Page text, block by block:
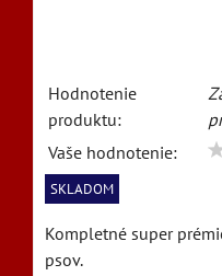
Hodnotenie
produktu:
Vaše hodnotenie:
SKLADOM
Kompletné super
psov.